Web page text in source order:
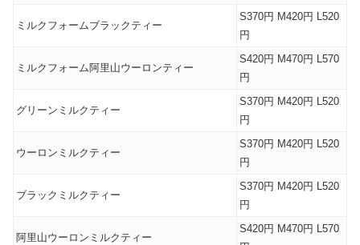
ミルクフォームブラックティー
S370円 M420円 L520
円
ミルクフォーム阿里山ウーロンティー
S420円 M470円 L570
円
グリーンミルクティー
S370円 M420円 L520
円
ウーロンミルクティー
S370円 M420円 L520
円
ブラックミルクティー
S370円 M420円 L520
円
阿里山ウーロンミルクティー
S420円 M470円 L570